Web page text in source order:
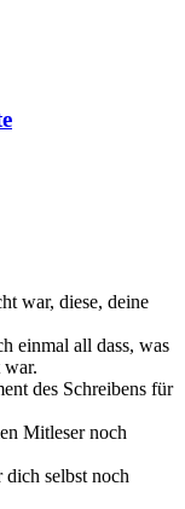
war, diese, deine
einmal all dass, was
war.
des Schreibens für
Mitleser noch
dich selbst noch